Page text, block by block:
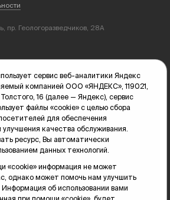
пр. Геологоразведчиков, 28А
сервис веб-аналитики Яндекс
компанией ООО «ЯНДЕКС», 119021,
16 (далее — Яндекс), сервис
файлы «cookie» с целью сбора
для обеспечения
качества обслуживания.
ресурс, Вы автоматически
данных технологий.
«cookie» информация не может
однако может помочь нам улучшить
об использовании вами